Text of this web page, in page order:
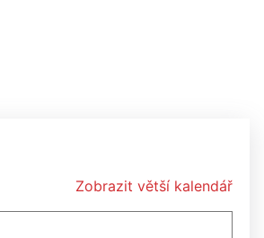
Zobrazit větší kalendář